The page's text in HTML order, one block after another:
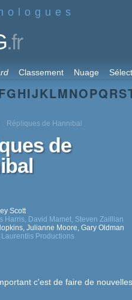
.fr
Classement Nuage
GHIJKLMNOPQRS
Répliques de Hannibal
de
Scott
Harris, David Mamet, Steven Zaillian
, Julianne Moore, Gary Oldman
Productions
c'est de faire de nouvelles